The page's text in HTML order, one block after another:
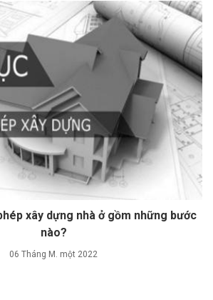
xây dựng nhà ở gồm những bước
nào?
06 Tháng M. một 2022